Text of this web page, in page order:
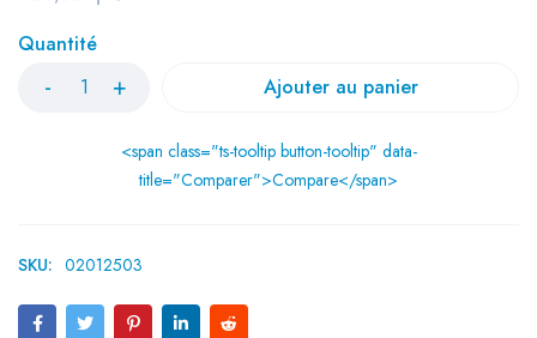
Quantité
Ajouter au panier
<span class="ts-tooltip button-tooltip" data-
title="Comparer">Compare</span>
SKU: 02012503